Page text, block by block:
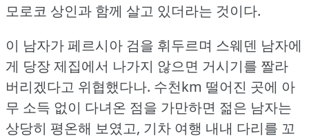
모로코 상인과 함께 살고 있더라는 것이다.
이 남자가 페르시아 검을 휘두르며 스웨덴 남자에
게 당장 제집에서 나가지 않으면 거시기를 짤라
버리겠다고 위협했다나. 수천km 떨어진 곳에 아
무 소득 없이 다녀온 점을 가만하면 젊은 남자는
상당히 평온해 보였고, 기차 여행 내내 다리를 꼬